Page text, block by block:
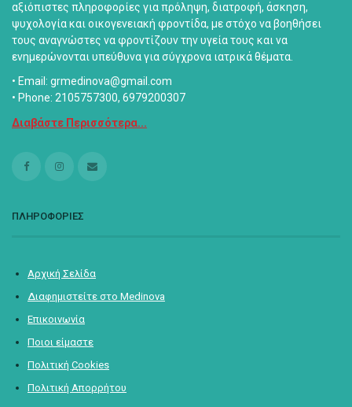
αξιόπιστες πληροφορίες για πρόληψη, διατροφή, άσκηση,
ψυχολογία και οικογενειακή φροντίδα, με στόχο να βοηθήσει
τους αναγνώστες να φροντίζουν την υγεία τους και να
ενημερώνονται υπεύθυνα για σύγχρονα ιατρικά θέματα.
• Email: grmedinova@gmail.com
• Phone: 2105757300, 6979200307
Διαβάστε Περισσότερα...
ΠΛΗΡΟΦΟΡΙΕΣ
Αρχική Σελίδα
Διαφημιστείτε στο Medinova
Επικοινωνία
Ποιοι είμαστε
Πολιτική Cookies
Πολιτική Απορρήτου